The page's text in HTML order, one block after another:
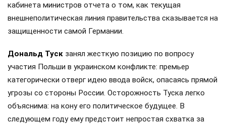
кабинета министров отчета о том, как текущая
внешнеполитическая линия правительства сказывается на
защищенности самой Германии.
Дональд Туск занял жесткую позицию по вопросу
участия Польши в украинском конфликте: премьер
категорически отверг идею ввода войск, опасаясь прямой
угрозы со стороны России. Осторожность Туска легко
объяснима: на кону его политическое будущее. В
следующем году ему предстоит непростая схватка за